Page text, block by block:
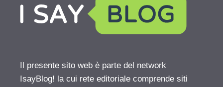
Il presente sito web è parte del network
IsayBlog! la cui rete editoriale comprende siti